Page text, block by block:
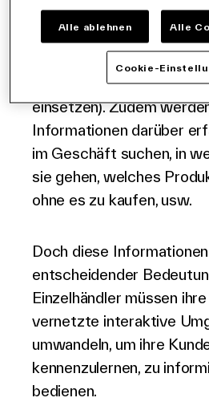
Weitem nicht
Kunden, die ein
Kauf tätigen und dabei
einsetzen). Zudem
Informationen darüber
im Geschäft suchen, in
sie gehen, welches
ohne es zu kaufen, usw.
Doch diese
entscheidender
Einzelhändler müssen
vernetzte interaktive
umwandeln, um ihre
kennenzulernen, zu
bedienen.
Alle ablehnen Alle
Cookie-